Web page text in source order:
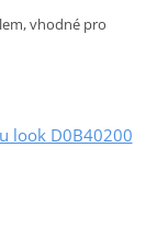
vhodné pro
look D0B40200